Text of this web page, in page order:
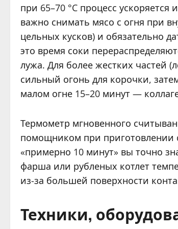
при 65–70 °C процесс
важно снимать мясо с огня при
цельных кусков) и обязательно
это время соки
лужа. Для более жестких частей
сильный огонь для корочки,
малом огне 15–20 минут —
Термометр мгновенного
помощником при приготовлении
«примерно 10 минут» вы точно
фарша или рубленых котлет
из-за большей поверхности
Техники,